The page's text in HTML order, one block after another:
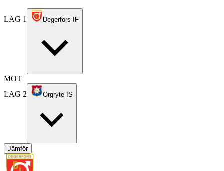
LAG 1 Degerfors IF
MOT
LAG 2
Orgryte IS
Jämför